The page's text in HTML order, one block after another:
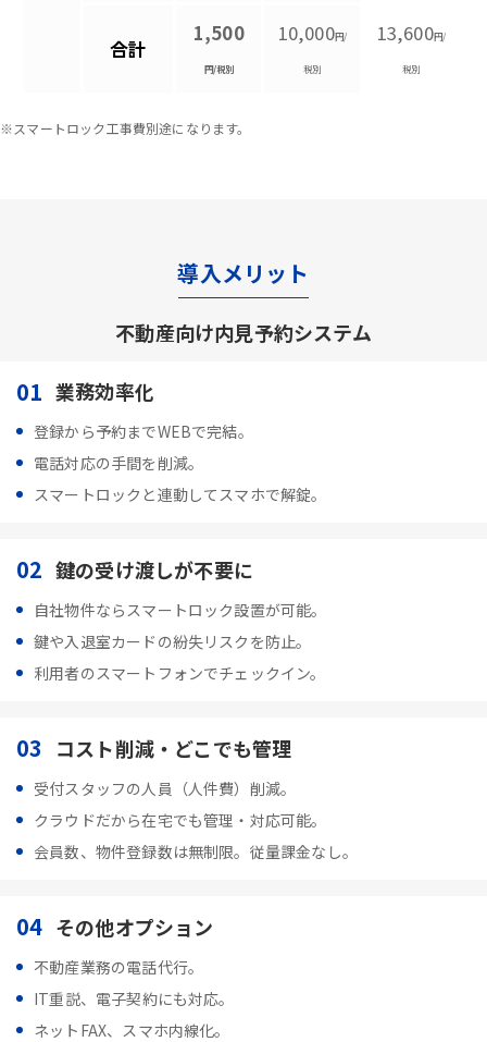
合計
1,500
円/税別
10,000円/
税別
13,600円/
税別
※スマートロック工事費別途になります。
導入メリット
不動産向け内見予約システム
01 業務効率化
登録から予約までWEBで完結。
電話対応の手間を削減。
スマートロックと連動してスマホで解錠。
02 鍵の受け渡しが不要に
自社物件ならスマートロック設置が可能。
鍵や入退室カードの紛失リスクを防止。
利用者のスマートフォンでチェックイン。
03 コスト削減・どこでも管理
受付スタッフの人員（人件費）削減。
クラウドだから在宅でも管理・対応可能。
会員数、物件登録数は無制限。従量課金なし。
04 その他オプション
不動産業務の電話代行。
IT重説、電子契約にも対応。
ネットFAX、スマホ内線化。